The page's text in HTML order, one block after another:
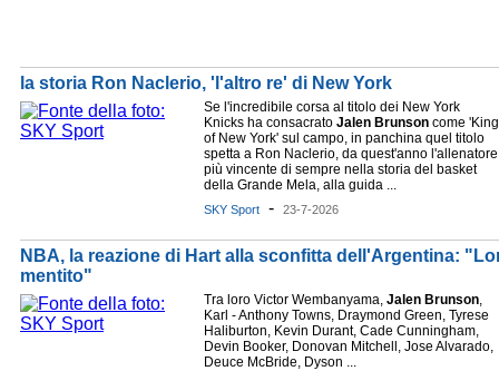
la storia Ron Naclerio, 'l'altro re' di New York
Se l'incredibile corsa al titolo dei New York
Knicks ha consacrato Jalen Brunson come 'King
of New York' sul campo, in panchina quel titolo
spetta a Ron Naclerio, da quest'anno l'allenatore
più vincente di sempre nella storia del basket
della Grande Mela, alla guida ...
SKY Sport - 23-7-2026
NBA, la reazione di Hart alla sconfitta dell'Argentina:
mentito"
Tra loro Victor Wembanyama, Jalen Brunson,
Karl - Anthony Towns, Draymond Green, Tyrese
Haliburton, Kevin Durant, Cade Cunningham,
Devin Booker, Donovan Mitchell, Jose Alvarado,
Deuce McBride, Dyson ...